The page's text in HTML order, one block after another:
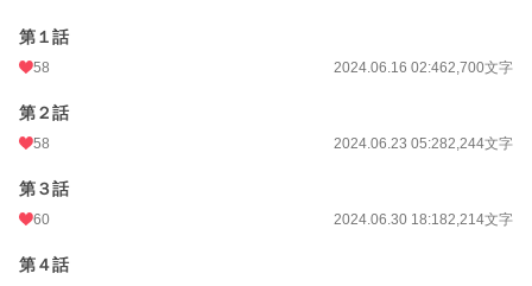
第１話
58 2024.06.16 02:462,700文字
第２話
58 2024.06.23 05:282,244文字
第３話
60 2024.06.30 18:182,214文字
第４話